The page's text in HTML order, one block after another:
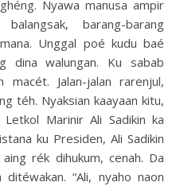
Nyawa manusa ampir
barang-barang
Unggal poé kudu baé
dina walungan. Ku sabab
macét. Jalan-jalan rarenjul,
téh. Nyaksian kaayaan kitu,
Marinir Ali Sadikin ka
ku Presiden, Ali Sadikin
rék dihukum, cenah. Da
“Ali, nyaho naon